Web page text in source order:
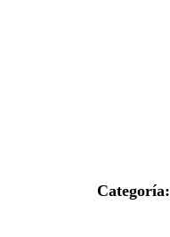
Categoría: